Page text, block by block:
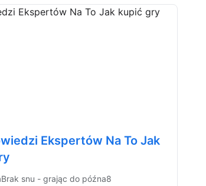
Ekspertów Na To Jak
snu - grając do późna8